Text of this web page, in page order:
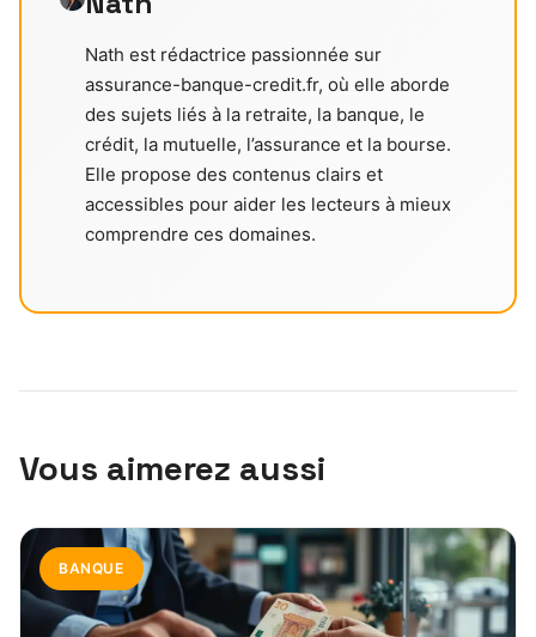
Nath est rédactrice passionnée sur
assurance-banque-credit.fr, où elle aborde
des sujets liés à la retraite, la banque, le
crédit, la mutuelle, l’assurance et la bourse.
Elle propose des contenus clairs et
accessibles pour aider les lecteurs à mieux
comprendre ces domaines.
Vous aimerez aussi
BANQUE